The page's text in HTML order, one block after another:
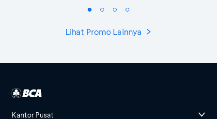
Lihat Promo Lainnya
Kantor Pusat